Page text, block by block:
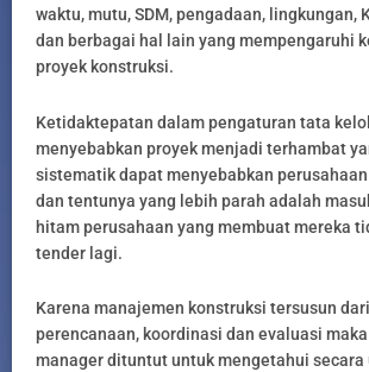
waktu, mutu, SDM, pengadaan, lingkungan,
dan berbagai hal lain yang mempengaruhi
proyek konstruksi.
Ketidaktepatan dalam pengaturan tata
menyebabkan proyek menjadi terhambat
sistematik dapat menyebabkan
dan tentunya yang lebih parah adalah
hitam perusahaan yang membuat mereka
tender lagi.
Karena manajemen konstruksi tersusun
perencanaan, koordinasi dan evaluasi
manager dituntut untuk mengetahui secara